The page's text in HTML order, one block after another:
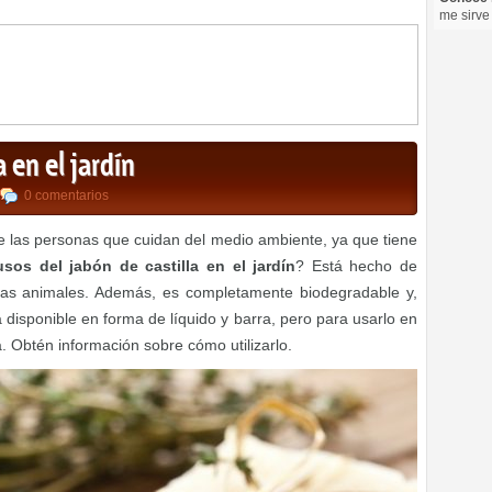
en el jardín
0 comentarios
las personas que cuidan del medio ambiente, ya que tiene
del jabón de castilla en el jardín? Está hecho de
animales. Además, es completamente biodegradable y,
en forma de líquido y barra, pero para usarlo en
información sobre cómo utilizarlo.
me sirve